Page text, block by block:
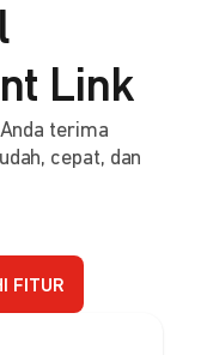
Link
terima
cepat, dan
FITUR